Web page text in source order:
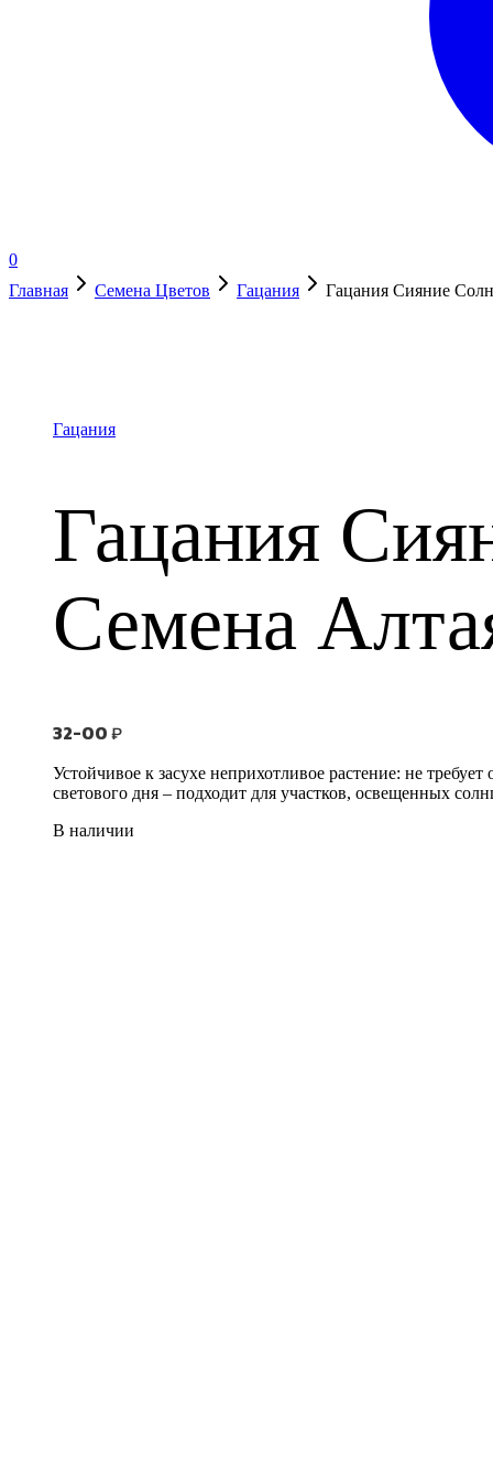
0
Главная
Семена Цветов Гацания Гацания Сияние
Гацания
Гацания
Семена
32-00₽
Устойчивое к засухе неприхотливое растение: не
светового дня – подходит для участков, освещенных
В наличии